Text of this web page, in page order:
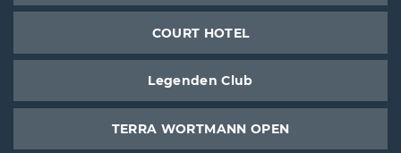
COURT HOTEL
Legenden Club
TERRA WORTMANN OPEN